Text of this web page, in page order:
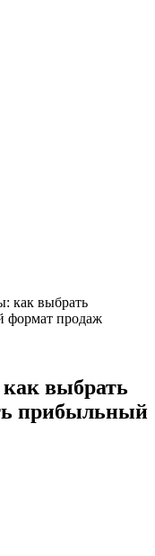
как выбрать
формат продаж
выбрать
прибыльный